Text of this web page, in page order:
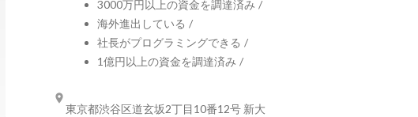
3000万円以上の資金を調達済み /
海外進出している /
社長がプログラミングできる /
1億円以上の資金を調達済み /
東京都渋谷区道玄坂2丁目10番12号 新大